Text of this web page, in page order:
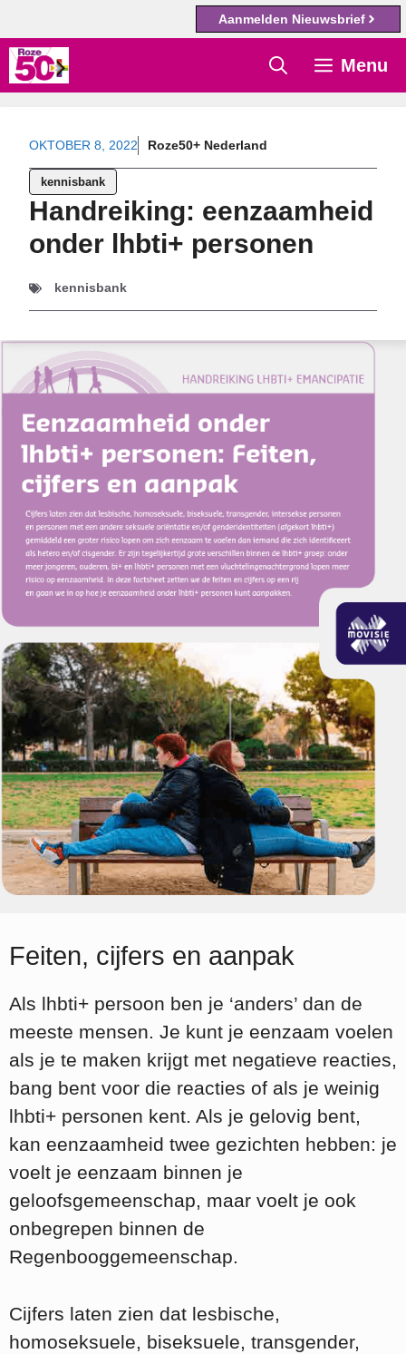
Aanmelden Nieuwsbrief
Ga
naar
inhoud
Menu
OKTOBER 8, 2022 Roze50+ Nederland
kennisbank
Handreiking: eenzaamheid
onder lhbti+ personen
kennisbank
Feiten, cijfers en aanpak
Als lhbti+ persoon ben je ‘anders’ dan de
meeste mensen. Je kunt je eenzaam voelen
als je te maken krijgt met negatieve reacties,
bang bent voor die reacties of als je weinig
lhbti+ personen kent. Als je gelovig bent,
kan eenzaamheid twee gezichten hebben: je
voelt je eenzaam binnen je
geloofsgemeenschap, maar voelt je ook
onbegrepen binnen de
Regenbooggemeenschap.
Cijfers laten zien dat lesbische,
homoseksuele, biseksuele, transgender,